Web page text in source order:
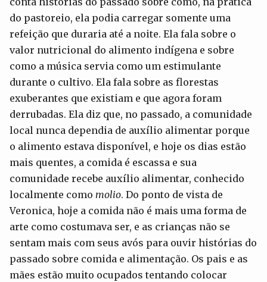
do pastoreio, ela podia carregar somente uma
refeição que duraria até a noite. Ela fala sobre o
valor nutricional do alimento indígena e sobre
como a música servia como um estimulante
durante o cultivo. Ela fala sobre as florestas
exuberantes que existiam e que agora foram
derrubadas. Ela diz que, no passado, a comunidade
local nunca dependia de auxílio alimentar porque
o alimento estava disponível, e hoje os dias estão
mais quentes, a comida é escassa e sua
comunidade recebe auxílio alimentar, conhecido
localmente como molio. Do ponto de vista de
Veronica, hoje a comida não é mais uma forma de
arte como costumava ser, e as crianças não se
sentam mais com seus avós para ouvir histórias do
passado sobre comida e alimentação. Os pais e as
mães estão muito ocupados tentando colocar